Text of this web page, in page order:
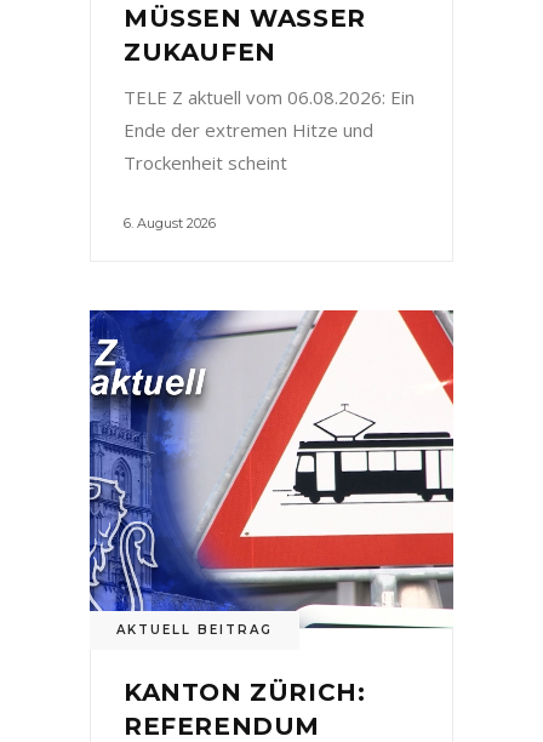
MÜSSEN WASSER
ZUKAUFEN
TELE Z aktuell vom 06.08.2026: Ein
Ende der extremen Hitze und
Trockenheit scheint
6. August 2026
AKTUELL BEITRAG
KANTON ZÜRICH:
REFERENDUM